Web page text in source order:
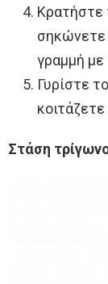
Κρατήστε
σηκώνετε
γραμμή
Γυρίστε
Στάση